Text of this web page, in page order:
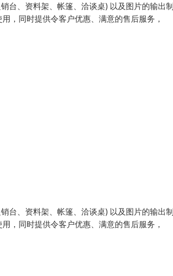
台、资料架、帐篷、洽谈桌) 以及图片的输出
，同时提供令客户优惠、满意的售后服务，
台、资料架、帐篷、洽谈桌) 以及图片的输出
，同时提供令客户优惠、满意的售后服务，